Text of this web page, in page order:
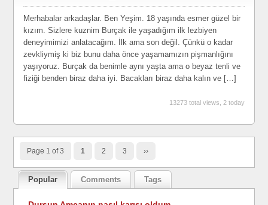
Merhabalar arkadaşlar. Ben Yeşim. 18 yaşında esmer güzel bir
kızım. Sizlere kuznim Burçak ile yaşadığım ilk lezbiyen
deneyimimizi anlatacağım. İlk ama son değil. Çünkü o kadar
zevkliymiş ki biz bunu daha önce yaşamamızın pişmanlığını
yaşıyoruz. Burçak da benimle aynı yaşta ama o beyaz tenli ve
fiziği benden biraz daha iyi. Bacakları biraz daha kalın ve […]
13273 total views, 2 today
Page 1 of 3 1 2 3 ››
Popular Comments Tags